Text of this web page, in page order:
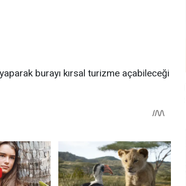
burayı kırsal turizme açabileceği